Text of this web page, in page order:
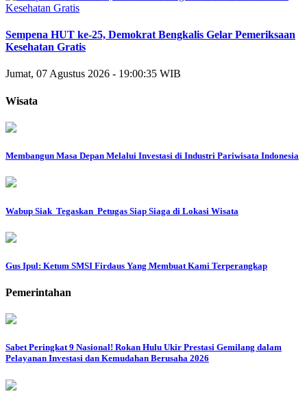
Sempena HUT ke-25, Demokrat Bengkalis Gelar Pemeriksaan
Kesehatan Gratis
Jumat, 07 Agustus 2026 - 19:00:35 WIB
Wisata
Membangun Masa Depan Melalui Investasi di Industri Pariwisata Indonesia
Wabup Siak Tegaskan Petugas Siap Siaga di Lokasi Wisata
Gus Ipul: Ketum SMSI Firdaus Yang Membuat Kami Terperangkap
Pemerintahan
Sabet Peringkat 9 Nasional! Rokan Hulu Ukir Prestasi Gemilang dalam
Pelayanan Investasi dan Kemudahan Berusaha 2026